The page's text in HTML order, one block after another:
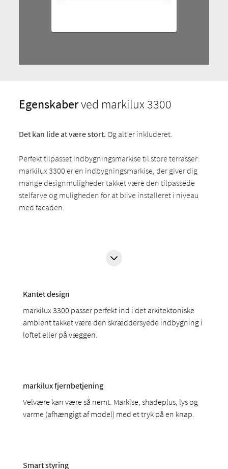
Egenskaberved markilux 3300
Det kan lide at være stort. Og alt er inkluderet.
Perfekt tilpasset indbygningsmarkise til store terrasser:
markilux 3300 er en indbygningsmarkise, der giver dig
mange designmuligheder takket være den tilpassede
stelfarve og muligheden for at blive installeret i niveau
med facaden.
Kantet design
markilux 3300 passer perfekt ind i det arkitektoniske
ambient takket være den skræddersyede indbygning i
loftet eller på væggen.
markilux fjernbetjening
Velvære kan være så nemt. Markise, shadeplus, lys og
varme (afhængigt af model) med et tryk på en knap.
Smart styring